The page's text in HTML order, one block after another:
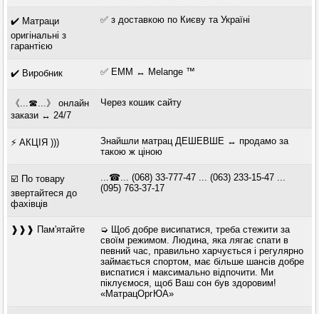
✔️ Матраци
оригінальні з
гарантією
✅ з доставкою по Києву та Україні
✔️ Виробник ✅ EMM ↔ Melange ™
《...☎...》 онлайн
закази ↔ 24/7
Через кошик сайту
⚡ АКЦІЯ )))
Знайшли матрац ДЕШЕВШЕ ↔ продамо за
такою ж ціною
☑️ По товару
звертайтеся до
фахівців
...☎... (068) 33-777-47 ... (063) 233-15-47 ...
(095) 763-37-17
❱❱❱ Пам'ятайте
➭ Щоб добре висипатися, треба стежити за
своїм режимом. Людина, яка лягає спати в
певний час, правильно харчується і регулярно
займається спортом, має більше шансів добре
виспатися і максимально відпочити. Ми
піклуємося, щоб Ваш сон був здоровим!
«МатрацОргЮА»